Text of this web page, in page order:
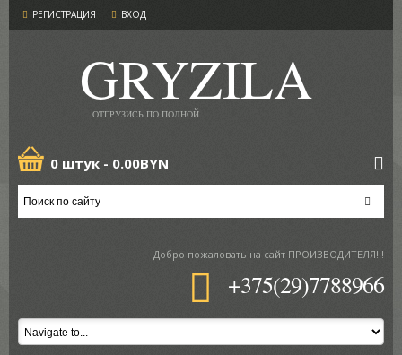
РЕГИСТРАЦИЯ ВХОД
GRYZILA
ОТГРУЗИСЬ ПО ПОЛНОЙ
0 штук - 0.00BYN
Добро пожаловать на сайт ПРОИЗВОДИТЕЛЯ!!!
+375(29)7788966